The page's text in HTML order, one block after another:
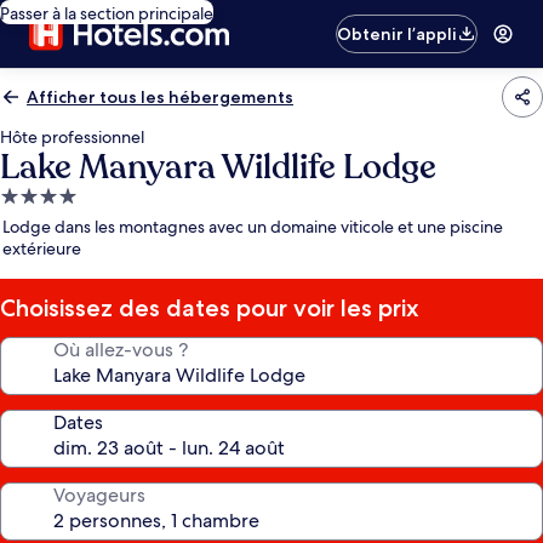
Passer à la section principale
Obtenir l’appli
Afficher tous les hébergements
Hôte professionnel
Lake Manyara Wildlife Lodge
Hébergement
4.0 étoiles
Lodge dans les montagnes avec un domaine viticole et une piscine
extérieure
Choisissez des dates pour voir les prix
Où allez-vous ?
Dates
Voyageurs